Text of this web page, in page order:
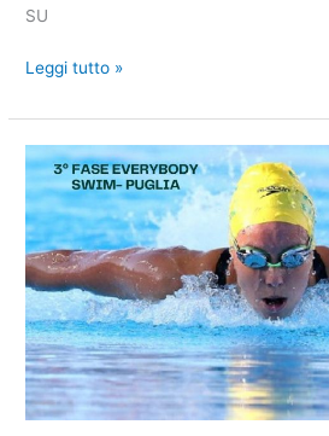
SU
Ultima
Everybody
Swim
Puglia
Leggi tutto »